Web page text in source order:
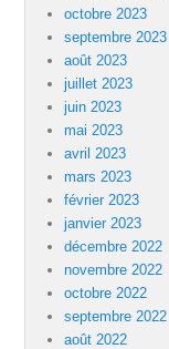
octobre 2023
septembre 2023
août 2023
juillet 2023
juin 2023
mai 2023
avril 2023
mars 2023
février 2023
janvier 2023
décembre 2022
novembre 2022
octobre 2022
septembre 2022
août 2022